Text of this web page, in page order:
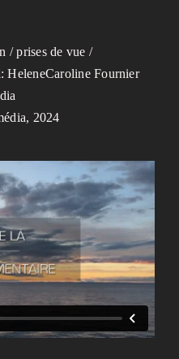
/ prises de vue /
HeleneCaroline Fournier
2024